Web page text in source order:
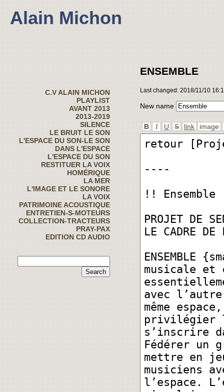
Alain Michon
C.V ALAIN MICHON
PLAYLIST
AVANT 2013
2013-2019
SILENCE
LE BRUIT LE SON
L'ESPACE DU SON-LE SON
DANS L'ESPACE
L'ESPACE DU SON
RESTITUER LA VOIX
HOMÉRIQUE
LA MER
L'IMAGE ET LE SONORE
LA VOIX
PATRIMOINE ACOUSTIQUE
ENTRETIEN-S-MOTEURS
COLLECTION-TRACTEURS
PRAY-PAX
EDITION CD AUDIO
ENSEMBLE
Last changed: 2018/11/10
New name
B I U S link image